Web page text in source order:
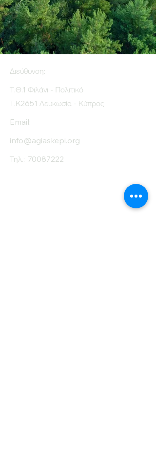
Διεύθυνση:
Τ.Θ.1 Φιλάνι - Πολιτικό
Τ.Κ2651 Λευκωσία - Κύπρος
Email:
info@agiaskepi.org
Τηλ.: 70087222